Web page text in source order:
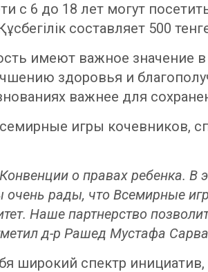
с 6 до 18 лет могут
составляет 500
имеют важное значение
здоровья и
важнее для
игры кочевников,
о правах ребенка.
рады, что Всемирные
Наше партнерство
д-р Рашед Мустафа
широкий спектр